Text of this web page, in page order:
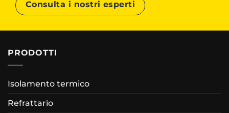
Consulta i nostri esperti
PRODOTTI
Isolamento termico
Refrattario